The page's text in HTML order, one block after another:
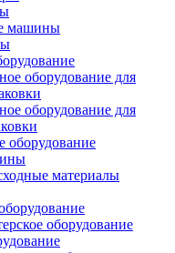
машины
оборудование для
оборудование для
оборудование
материалы
оборудование